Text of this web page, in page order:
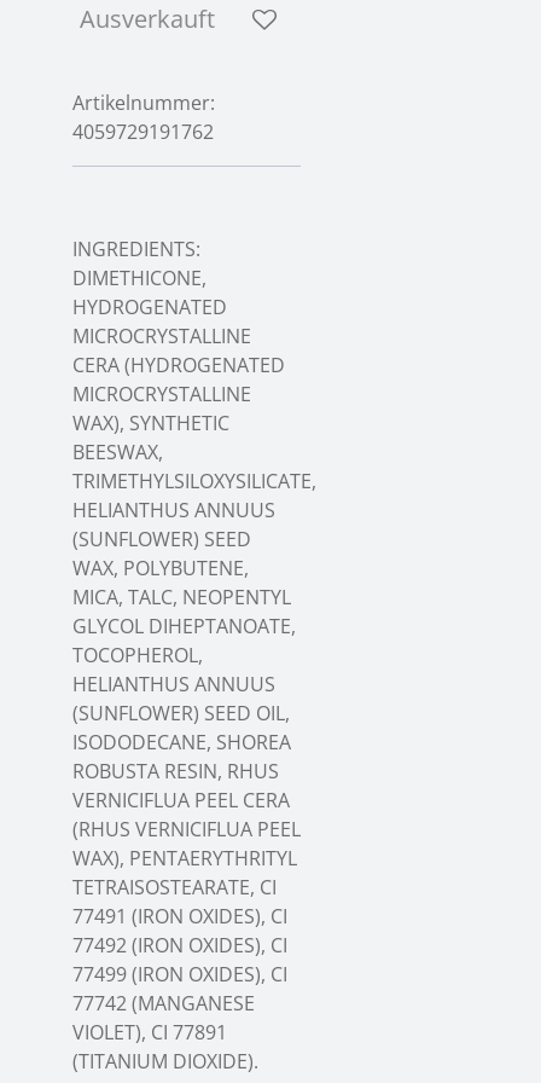
Ausverkauft
Artikelnummer:
4059729191762
INGREDIENTS:
DIMETHICONE,
HYDROGENATED
MICROCRYSTALLINE
CERA (HYDROGENATED
MICROCRYSTALLINE
WAX), SYNTHETIC
BEESWAX,
TRIMETHYLSILOXYSILICATE,
HELIANTHUS ANNUUS
(SUNFLOWER) SEED
WAX, POLYBUTENE,
MICA, TALC, NEOPENTYL
GLYCOL DIHEPTANOATE,
TOCOPHEROL,
HELIANTHUS ANNUUS
(SUNFLOWER) SEED OIL,
ISODODECANE, SHOREA
ROBUSTA RESIN, RHUS
VERNICIFLUA PEEL CERA
(RHUS VERNICIFLUA PEEL
WAX), PENTAERYTHRITYL
TETRAISOSTEARATE, CI
77491 (IRON OXIDES), CI
77492 (IRON OXIDES), CI
77499 (IRON OXIDES), CI
77742 (MANGANESE
VIOLET), CI 77891
(TITANIUM DIOXIDE).